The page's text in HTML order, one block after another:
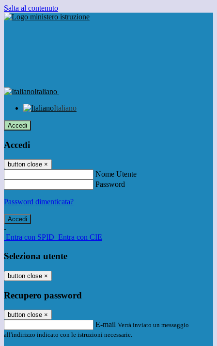
Salta al contenuto
Italiano
Italiano
Accedi
Accedi
button close ×
Nome Utente
Password
Password dimenticata?
-
Entra con SPID Entra con CIE
Seleziona utente
button close ×
Recupero password
button close ×
E-mail Verrà inviato un messaggio
all'indirizzo indicato con le istruzioni necessarie.